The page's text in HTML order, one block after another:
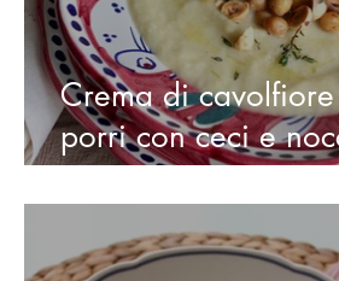
Crema di
porri con ceci e
tostate